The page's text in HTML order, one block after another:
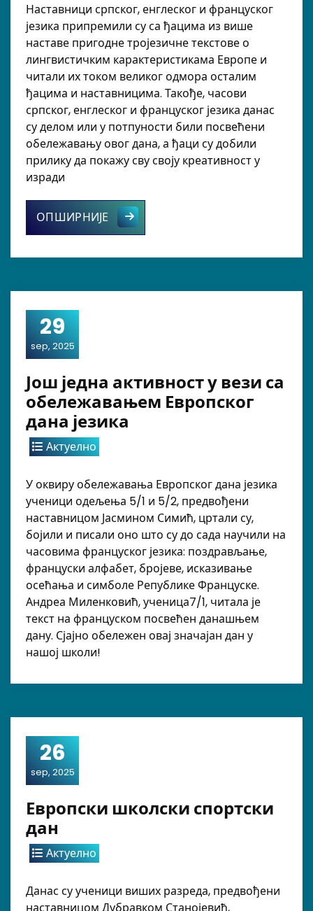
Наставници српског, енглеског и француског
језика припремили су са ђацима из више
наставе пригодне тројезичне текстове о
лингвистичким карактеристикама Европе и
читали их током великог одмора осталим
ђацима и наставницима. Такође, часови
српског, енглеског и француског језика данас
су делом или у потпуности били посвећени
обележавању овог дана, а ђаци су добили
прилику да покажу сву своју креативност у
изради
ОПШИРНИЈЕ Разноврсним активностима у
29
sep, 2025
Још једна активност у вези са
обележавањем Европског
дана језика
Актуелно
У оквиру обележавања Европског дана језика
ученици одељења 5/1 и 5/2, предвођени
наставницом Јасмином Симић, цртали су,
бојили и писали оно што су до сада научили на
часовима француског језика: поздрављање,
француски алфабет, бројеве, исказивање
осећања и симболе Републике Француске.
Андреа Миленковић, ученица7/1, читала је
текст на француском посвећен данашњем
дану. Сјајно обележен овај значајан дан у
нашој школи!
26
sep, 2025
Европски школски спортски
дан
Актуелно
Данас су ученици виших разреда, предвођени
наставницом Дубравком Станојевић,